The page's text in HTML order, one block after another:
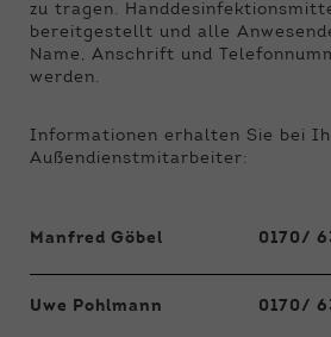
zu tragen.
bereitgestellt und alle
Name, Anschrift und
werden.
Informationen erhalten Sie bei
Außendienstmitarbeiter:
Manfred Göbel 0170/
Uwe Pohlmann 0170/
Name cookie_optin
Anbieter
Zweck Cookie
Cookie-Informationen
Externe Inhalte
Inhalte, um Ihnen zusätzliche
anzubieten.